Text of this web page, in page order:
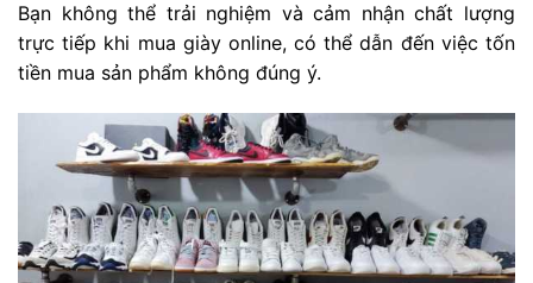
Bạn không thể trải nghiệm và cảm nhận chất lượng
trực tiếp khi mua giày online, có thể dẫn đến việc tốn
tiền mua sản phẩm không đúng ý.